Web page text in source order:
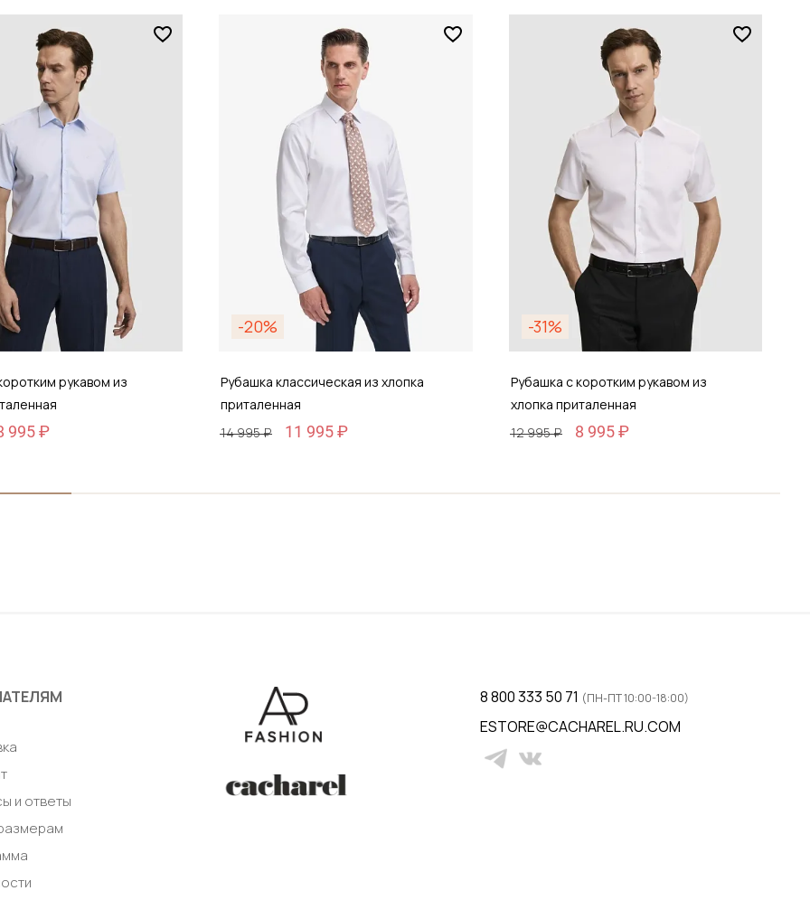
рукавом из
995 ₽
-20%
Рубашка классическая из хлопка
приталенная
14 995 ₽
11 995 ₽
Размер
-31%
Рубашка с коротким рукавом из
хлопка приталенная
12 995 ₽
8 995 ₽
Размер
и ответы
8 800 333 50 71 (ПН-ПТ 10:00-18:00)
ESTORE@CACHAREL.RU.COM